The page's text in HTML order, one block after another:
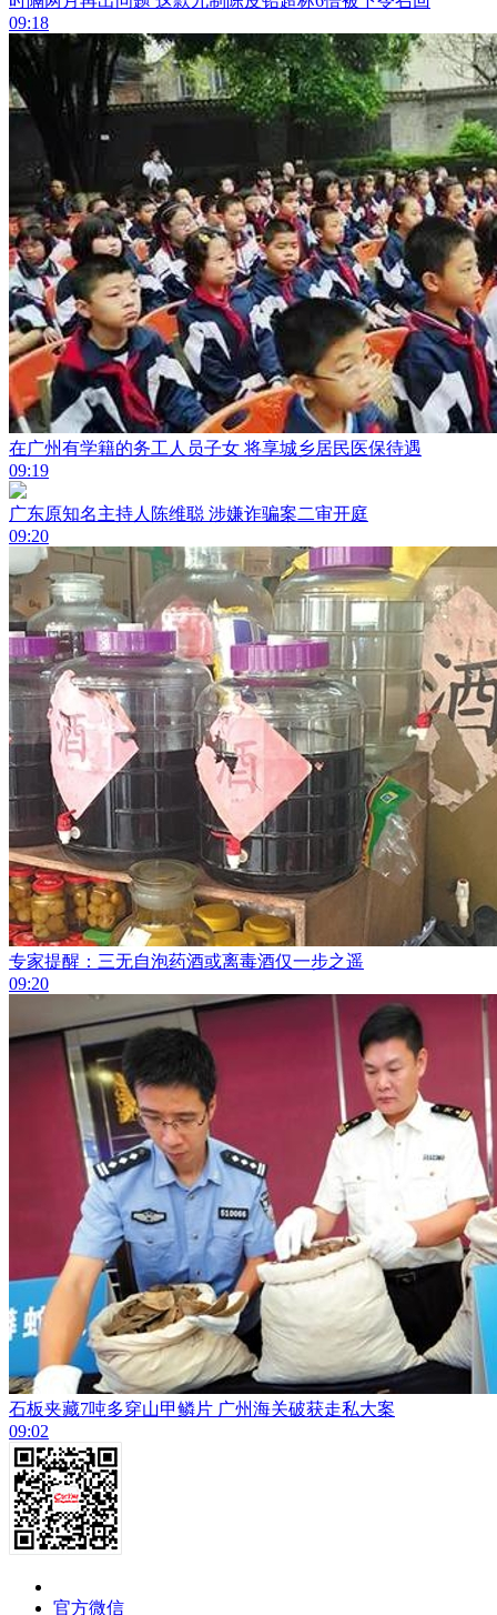
09:18
在广州有学籍的务工人员子女 将享城乡居民医保待遇
09:19
广东原知名主持人陈维聪 涉嫌诈骗案二审开庭
09:20
专家提醒：三无自泡药酒或离毒酒仅一步之遥
09:20
石板夹藏7吨多穿山甲鳞片 广州海关破获走私大案
09:02
官方微信